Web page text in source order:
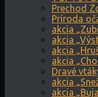
Prechod
Príroda
akcia
akcia
akcia
akcia
Dravé
akcia
akcia